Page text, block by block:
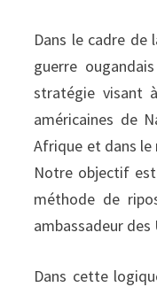
Dans le cadre de
guerre
stratégie visant
américaines de
Afrique et dans le
Notre objectif
méthode de
ambassadeur des
Dans cette